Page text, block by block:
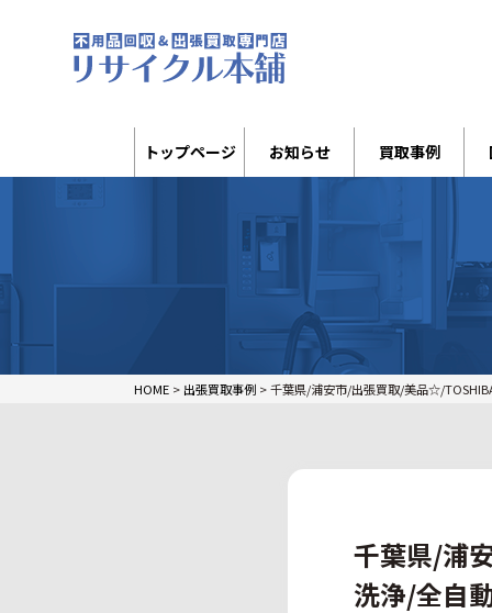
トップページ お知らせ 買取事例
HOME > 出張買取事例 >千葉県/浦安市/出張買取/美品☆/
千葉県/浦
洗浄/全自